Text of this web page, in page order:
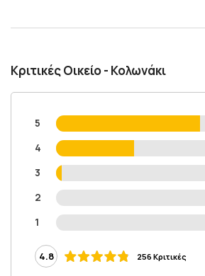
Κριτικές Οικείο - Κολωνάκι
5
4
3
2
1
4.8 256 Κριτικές